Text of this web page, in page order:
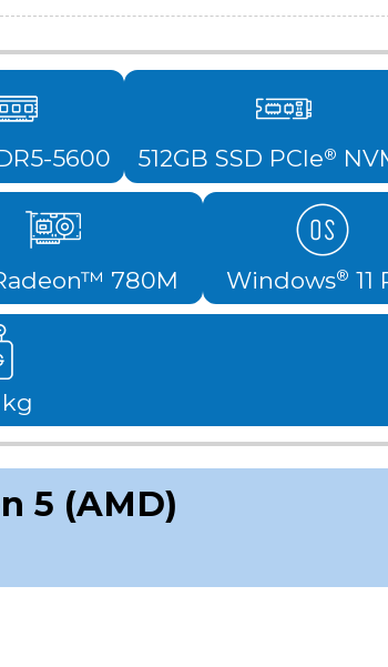
5600 512GB SSD PCIe®
780M Windows® 11
kg
5 (AMD)